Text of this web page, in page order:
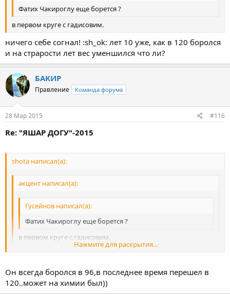
Фатих Чакироглу еще борется ?
в первом круге с гадисовим.
ничего себе согнал! :sh_ok: лет 10 уже, как в 120 боролся
и на страрости лет вес уменшился что ли?
БАКИР
Правление Команда форума
28 Мар 2015 #116
Re: "ЯШАР ДОГУ"-2015
shota написал(а):
акцент написал(а):
Гусейнов написал(а):
Фатих Чакироглу еще борется ?
Нажмите для раскрытия...
в первом круге с гадисовим.
Нажмите для раскрытия...
Он всегда боролся в 96,в последнее время перешел в
120..может на химии был))